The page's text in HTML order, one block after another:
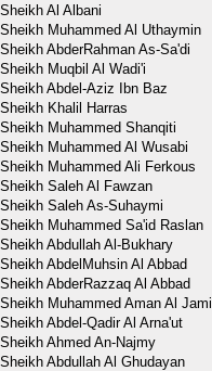
Sheikh Al Albani
Sheikh Muhammed Al Uthaymin
Sheikh AbderRahman As-Sa'di
Sheikh Muqbil Al Wadi'i
Sheikh Abdel-Aziz Ibn Baz
Sheikh Khalil Harras
Sheikh Muhammed Shanqiti
Sheikh Muhammed Al Wusabi
Sheikh Muhammed Ali Ferkous
Sheikh Saleh Al Fawzan
Sheikh Saleh As-Suhaymi
Sheikh Muhammed Sa'id Raslan
Sheikh Abdullah Al-Bukhary
Sheikh AbdelMuhsin Al Abbad
Sheikh AbderRazzaq Al Abbad
Sheikh Muhammed Aman Al Jami
Sheikh Abdel-Qadir Al Arna'ut
Sheikh Ahmed An-Najmy
Sheikh Abdullah Al Ghudayan